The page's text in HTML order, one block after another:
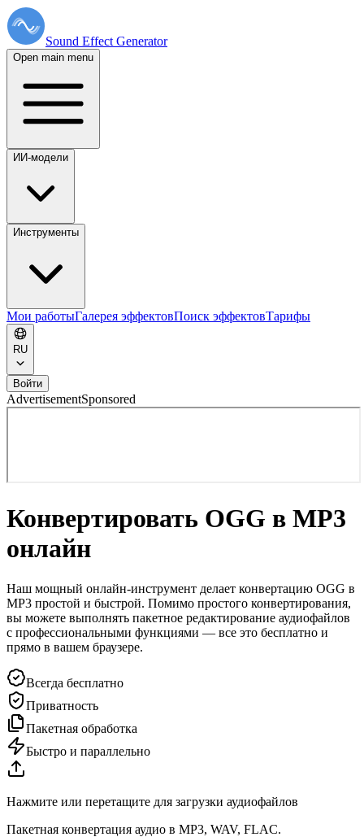
Sound Effect Generator
Open main menu
ИИ-модели
Инструменты
Мои работыГалерея эффектовПоиск эффектовТарифы
RU
Войти
AdvertisementSponsored
Конвертировать OGG в MP3
онлайн
Наш мощный онлайн-инструмент делает конвертацию OGG в
MP3 простой и быстрой. Помимо простого конвертирования,
вы можете выполнять пакетное редактирование аудиофайлов
с профессиональными функциями — все это бесплатно и
прямо в вашем браузере.
Всегда бесплатно
Приватность
Пакетная обработка
Быстро и параллельно
Нажмите или перетащите для загрузки аудиофайлов
Пакетная конвертация аудио в MP3, WAV, FLAC.